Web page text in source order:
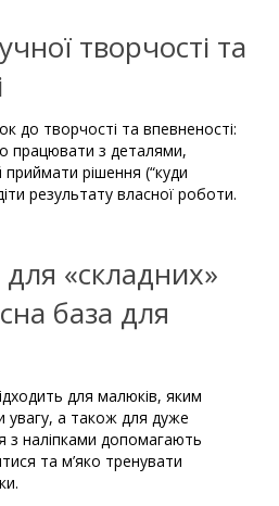
творчості та
до творчості та впевненості:
працювати з деталями,
рішення (“куди
результату власної роботи.
«складних»
база для
для малюків, яким
увагу, а також для дуже
з наліпками допомагають
та м’яко тренувати